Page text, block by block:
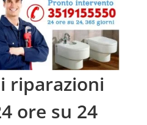
riparazioni
ore su 24